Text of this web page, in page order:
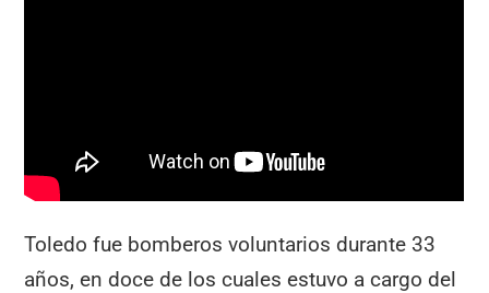
Toledo fue bomberos voluntarios durante 33
años, en doce de los cuales estuvo a cargo del